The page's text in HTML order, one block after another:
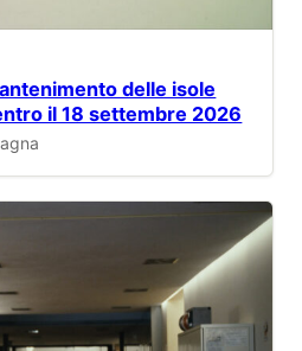
delle isole
il 18 settembre 2026